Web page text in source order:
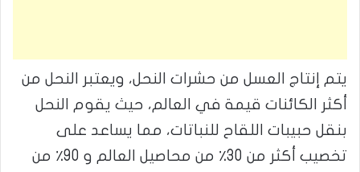
يتم إنتاج العسل من حشرات النحل، ويعتبر النحل من
أكثر الكائنات قيمة في العالم، حيث يقوم النحل
بنقل حبيبات اللقاح للنباتات، مما يساعد على
تخصيب أكثر من 30٪ من محاصيل العالم و 90٪ من